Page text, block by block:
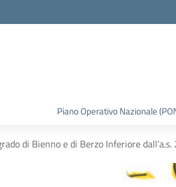
Piano Operativo Nazionale
di Bienno e di Berzo Inferiore